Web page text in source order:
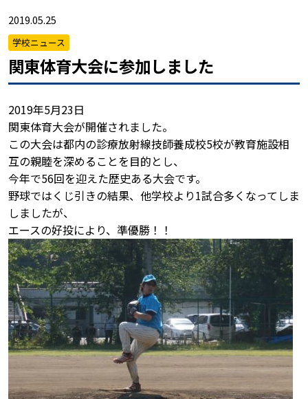
2019.05.25
学校ニュース
関東体育大会に参加しました
2019年5月23日
関東体育大会が開催されました。
この大会は都内の診療放射線技師養成校5校が教育施設相
互の親睦を深めることを目的とし、
今年で56回を迎えた歴史ある大会です。
野球ではくじ引きの結果、他学校より1試合多くなってしま
しましたが、
エースの好投により、準優勝！！